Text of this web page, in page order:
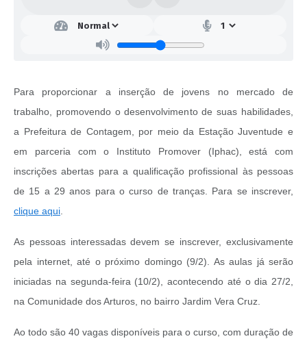
Para proporcionar a inserção de jovens no mercado de
trabalho, promovendo o desenvolvimento de suas habilidades,
a Prefeitura de Contagem, por meio da Estação Juventude e
em parceria com o Instituto Promover (Iphac), está com
inscrições abertas para a qualificação profissional às pessoas
de 15 a 29 anos para o curso de tranças. Para se inscrever,
clique aqui
As pessoas interessadas devem se inscrever, exclusivamente
pela internet, até o próximo domingo (9/2). As aulas já serão
iniciadas na segunda-feira (10/2), acontecendo até o dia 27/2,
na Comunidade dos Arturos, no bairro Jardim Vera Cruz.
Ao todo são 40 vagas disponíveis para o curso, com duração de